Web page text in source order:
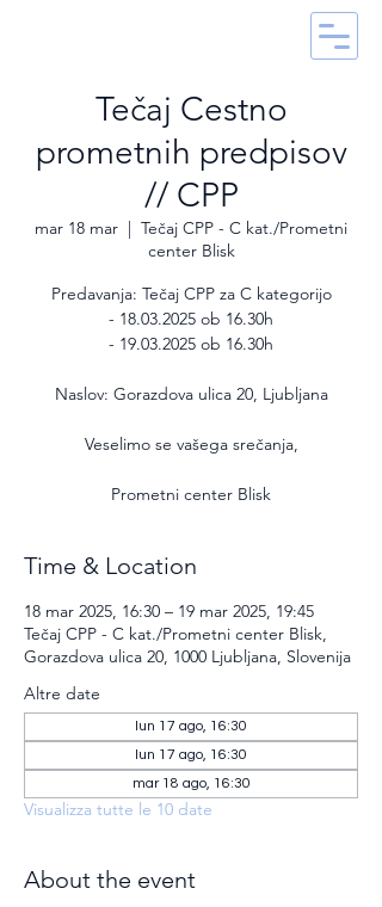
Tečaj Cestno
prometnih predpisov
// CPP
mar 18 mar
  |
Tečaj CPP - C kat./Prometni
center Blisk
Predavanja: Tečaj CPP za C kategorijo
- 18.03.2025 ob 16.30h
- 19.03.2025 ob 16.30h
Naslov: Gorazdova ulica 20, Ljubljana
Veselimo se vašega srečanja,
Prometni center Blisk
Time & Location
18 mar 2025, 16:30 – 19 mar 2025, 19:45
Tečaj CPP - C kat./Prometni center Blisk,
Gorazdova ulica 20, 1000 Ljubljana, Slovenija
Altre date
lun 17 ago, 16:30
lun 17 ago, 16:30
mar 18 ago, 16:30
Visualizza tutte le 10 date
About the event